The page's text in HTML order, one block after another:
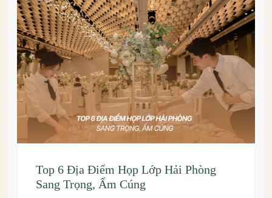
Top 6 Địa Điểm Họp Lớp Hải Phòng
Sang Trọng, Ấm Cúng